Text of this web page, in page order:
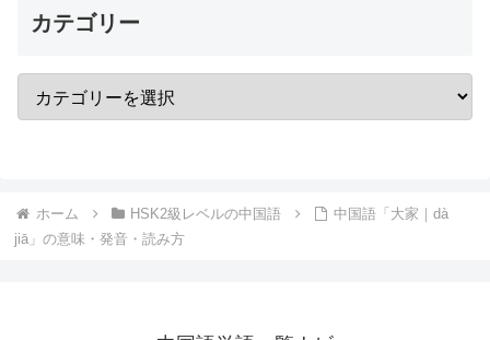
カテゴリー
ホーム HSK2級レベルの中国語
中国語「大家｜dà
jiā」の意味・発音・読み方